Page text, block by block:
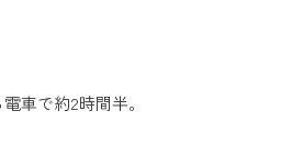
車で約2時間半。